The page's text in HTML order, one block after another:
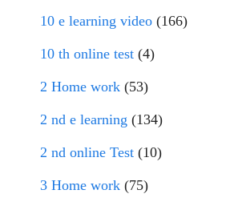
10 e learning video (166)
10 th online test (4)
2 Home work (53)
2 nd e learning (134)
2 nd online Test (10)
3 Home work (75)